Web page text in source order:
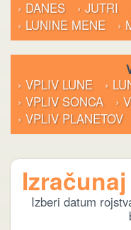
› DANES
› JUTRI
› LUNINE MENE
›
› VPLIV LUNE
›
› VPLIV SONCA
›
› VPLIV PLANETOV
Izberi datum